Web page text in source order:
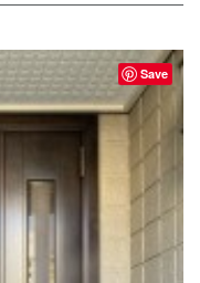
Save